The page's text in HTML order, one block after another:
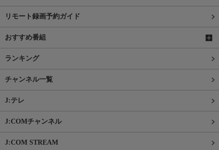
リモート録画予約ガイド
おすすめ番組
ランキング
チャンネル一覧
J:テレ
J:COMチャンネル
J:COM STREAM